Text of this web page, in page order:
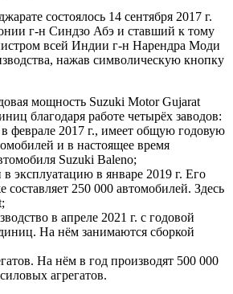
состоялось 14 сентября 2017 г.
г-н Синдзо Абэ и ставший к тому
всей Индии г-н Нарендра Моди
нажав символическую кнопку
мощность Suzuki Motor Gujarat
благодаря работе четырёх заводов:
феврале 2017 г., имеет общую годовую
и в настоящее время
Suzuki Baleno;
эксплуатацию в январе 2019 г. Его
250 000 автомобилей. Здесь
в апреле 2021 г. с годовой
На нём занимаются сборкой
На нём в год производят 500 000
агрегатов.